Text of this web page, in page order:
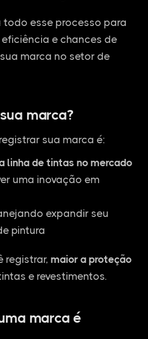
todo esse processo para
e chances de
marca no setor de
marca?
sua marca é:
linha de tintas no mercado
uma inovação em
expandir seu
pintura
registrar, maior a proteção
e revestimentos.
marca é